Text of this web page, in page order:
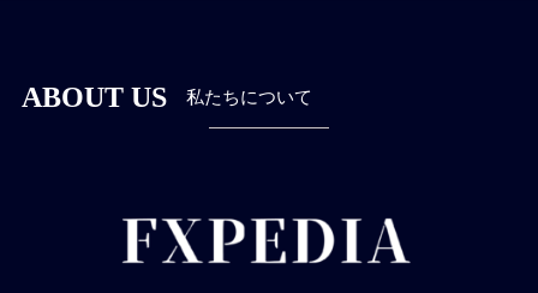
ABOUT US 私たちについて